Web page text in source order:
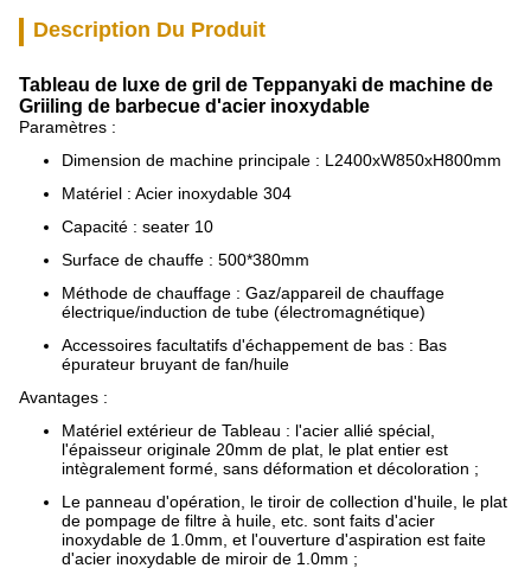
Description Du Produit
Tableau de luxe de gril de Teppanyaki de machine de
Griiling de barbecue d'acier inoxydable
Paramètres :
Dimension de machine principale : L2400xW850xH800mm
Matériel : Acier inoxydable 304
Capacité : seater 10
Surface de chauffe : 500*380mm
Méthode de chauffage : Gaz/appareil de chauffage
électrique/induction de tube (électromagnétique)
Accessoires facultatifs d'échappement de bas : Bas
épurateur bruyant de fan/huile
Avantages :
Matériel extérieur de Tableau : l'acier allié spécial,
l'épaisseur originale 20mm de plat, le plat entier est
intègralement formé, sans déformation et décoloration ;
Le panneau d'opération, le tiroir de collection d'huile, le plat
de pompage de filtre à huile, etc. sont faits d'acier
inoxydable de 1.0mm, et l'ouverture d'aspiration est faite
d'acier inoxydable de miroir de 1.0mm ;